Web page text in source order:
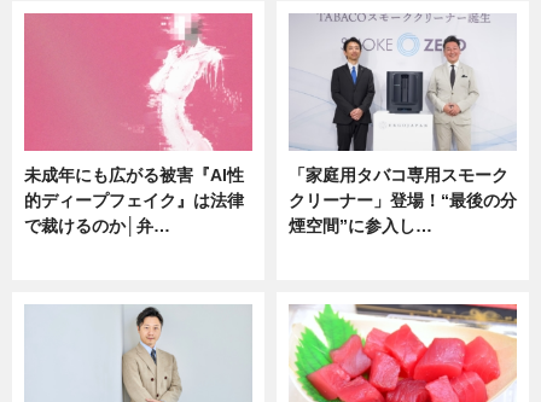
未成年にも広がる被害『AI性
的ディープフェイク』は法律
で裁けるのか│弁…
「家庭用タバコ専用スモーク
クリーナー」登場！“最後の分
煙空間”に参入し…